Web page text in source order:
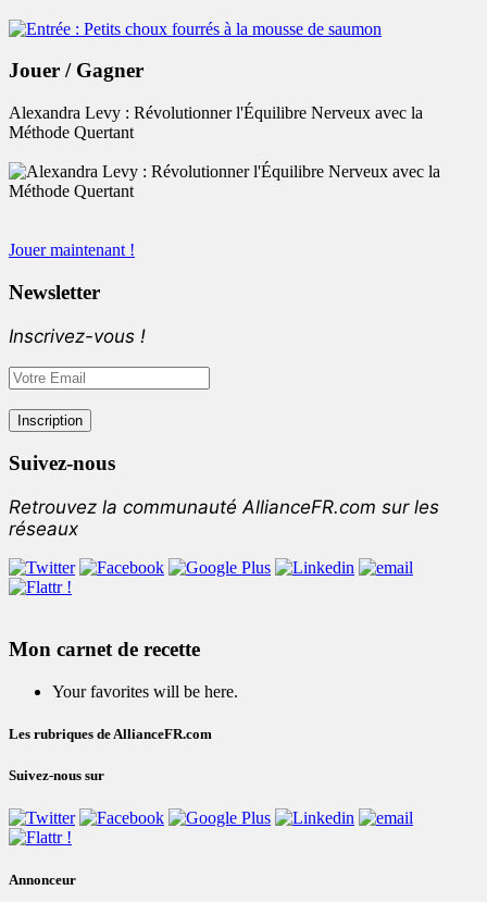
Jouer / Gagner
Alexandra Levy : Révolutionner l'Équilibre Nerveux avec la
Méthode Quertant
Jouer maintenant !
Newsletter
Inscrivez-vous !
Suivez-nous
Retrouvez la communauté AllianceFR.com sur les
réseaux
Mon carnet de recette
Your favorites will be here.
Les rubriques de AllianceFR.com
Suivez-nous sur
Annonceur